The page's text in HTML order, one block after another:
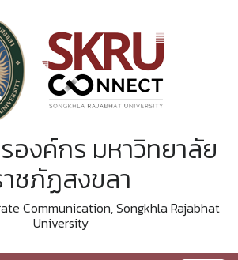
องค์กร มหาวิทยาลัย
ชภัฏสงขลา
Communication, Songkhla Rajabhat
University